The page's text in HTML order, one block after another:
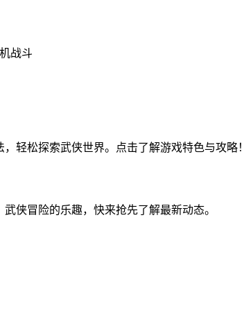
战斗
轻松探索武侠世界。点击了解游戏特色与攻略！
侠冒险的乐趣，快来抢先了解最新动态。